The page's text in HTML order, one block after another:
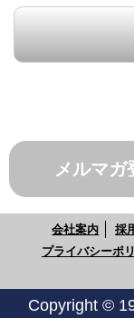
メルマガ
会社案内 採
プライバシーポ
Copyright ©